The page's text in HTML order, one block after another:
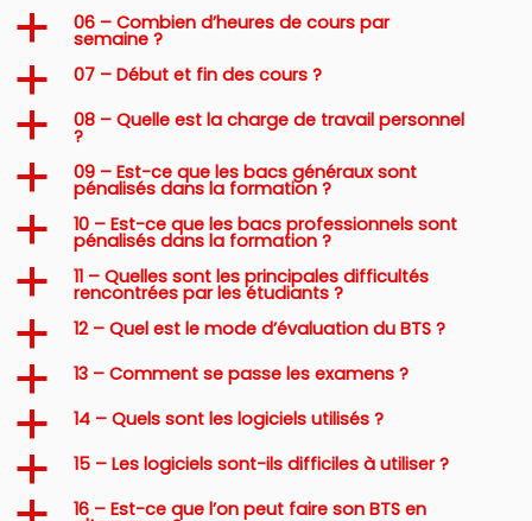
a 06 – Combien d’heures de cours par
semaine ?
a 07 – Début et fin des cours ?
a 08 – Quelle est la charge de travail personnel
?
a 09 – Est-ce que les bacs généraux sont
pénalisés dans la formation ?
a 10 – Est-ce que les bacs professionnels sont
pénalisés dans la formation ?
a 11 – Quelles sont les principales difficultés
rencontrées par les étudiants ?
a 12 – Quel est le mode d’évaluation du BTS ?
a 13 – Comment se passe les examens ?
a 14 – Quels sont les logiciels utilisés ?
a 15 – Les logiciels sont-ils difficiles à utiliser ?
16 – Est-ce que l’on peut faire son BTS en